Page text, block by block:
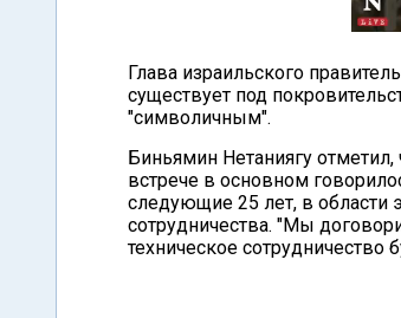
Глава израильского
существует под
"символичным".
Биньямин Нетаниягу
встрече в основном
следующие 25 лет, в области
сотрудничества. "Мы
техническое сотрудничество